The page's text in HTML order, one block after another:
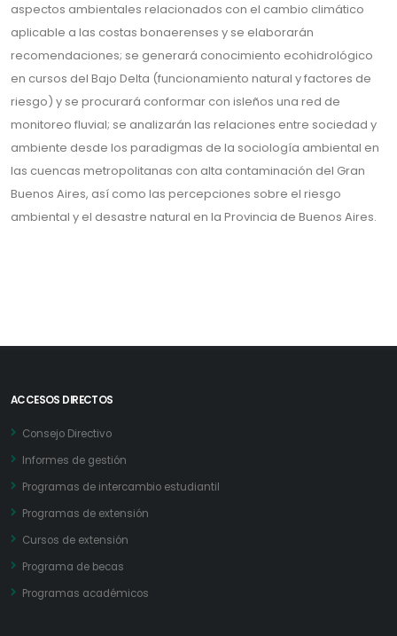
aspectos ambientales relacionados con el cambio climático
aplicable a las costas bonaerenses y se elaborarán
recomendaciones; se generará conocimiento ecohidrológico
en cursos del Bajo Delta (funcionamiento natural y factores de
riesgo) y se procurará conformar con isleños una red de
monitoreo fluvial; se analizarán las relaciones entre sociedad y
ambiente desde los paradigmas de la sociología ambiental en
las cuencas metropolitanas con alta contaminación del Gran
Buenos Aires, así como las percepciones sobre el riesgo
ambiental y el desastre natural en la Provincia de Buenos Aires.
ACCESOS DIRECTOS
Consejo Directivo
Informes de gestión
Programas de intercambio estudiantil
Programas de extensión
Cursos de extensión
Programa de becas
Programas académicos